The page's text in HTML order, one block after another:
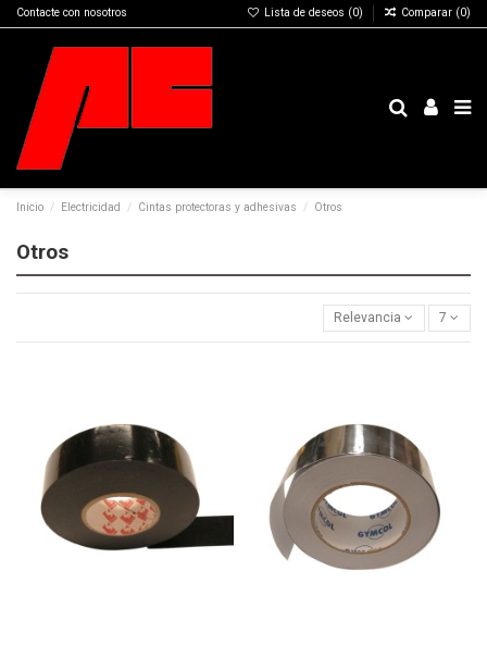
Contacte con nosotros Lista de deseos (0) Comparar (0)
Inicio Electricidad Cintas protectoras y adhesivas Otros
Otros
Relevancia 7